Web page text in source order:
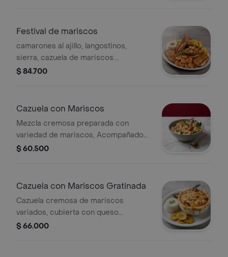
Festival de mariscos
camarones al ajillo, langostinos,
sierra, cazuela de mariscos.
Acompañados con arroz de coco y
$ 84.700
Cazuela con Mariscos
Mezcla cremosa preparada con
variedad de mariscos, Acompañado
de arroz de coco / patacones
$ 60.500
Cazuela con Mariscos Gratinada
Cazuela cremosa de mariscos
variados, cubierta con queso
gratinado. Incluye camarones.
$ 66.000